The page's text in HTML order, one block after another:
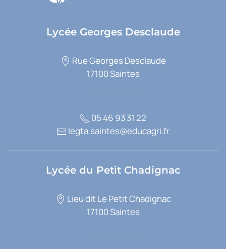
Lycée Georges Desclaude
Rue Georges Desclaude
17100 Saintes
05 46 93 31 22
legta.saintes@educagri.fr
Lycée du Petit Chadignac
Lieu dit Le Petit Chadignac
17100 Saintes